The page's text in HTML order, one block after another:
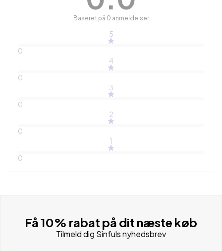
Baseret på 0 anmeldelser
5
0
4
0
3
0
2
0
1
0
Få 10% rabat på dit næste køb
Tilmeld dig Sinfuls nyhedsbrev